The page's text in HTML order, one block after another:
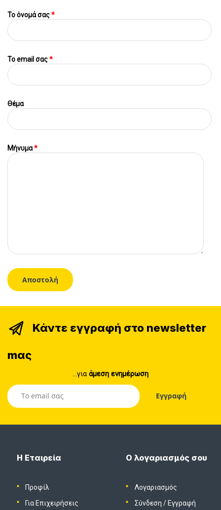
Το όνομά σας*
To email σας*
Θέμα
Μήνυμα*
Κάντε εγγραφή στο newsletter
mας
...για άμεση ενημέρωση
Η Εταιρεία
Προφίλ
Για Επιχειρήσεις
Ο λογαριασμός σου
Λογαριασμός
Σύνδεση / Εγγραφή